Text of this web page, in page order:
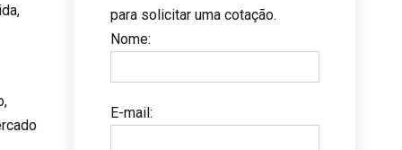
para solicitar uma cotação.
Nome:
E-mail: